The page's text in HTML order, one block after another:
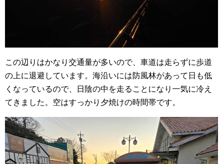
この辺りはかなり交通量が多いので、車道は走らずに歩道
の上に退避しています。海沿いには防風林があって日も低
くなっているので、日陰の中を走ることになり一気に冷え
てきました。空はすっかり夕焼けの時間帯です。